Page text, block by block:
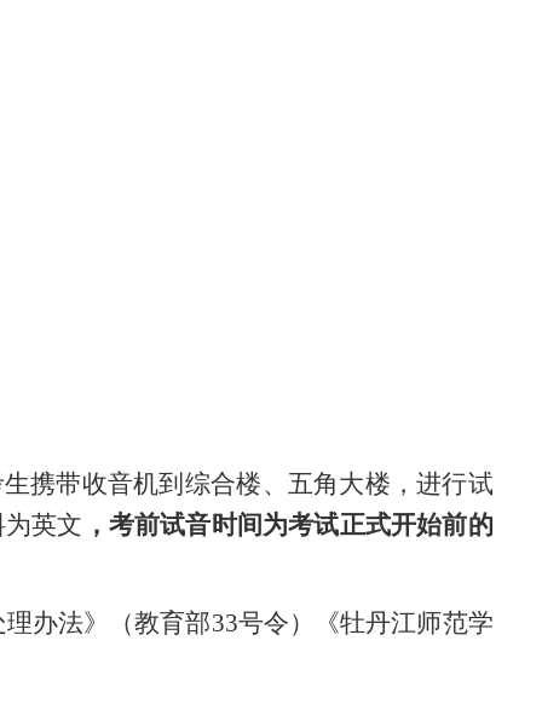
携带收音机到综合楼、五角大楼，进行试
英文 ，考前试音时间为考试正式开始前的
办法》（教育部33号令）《牡丹江师范学